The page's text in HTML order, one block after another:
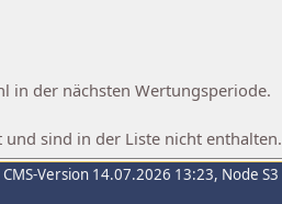
in der nächsten Wertungsperiode.
sind in der Liste nicht enthalten.
CMS-Version 14.07.2026 13:23, Node S3